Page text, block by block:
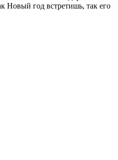
Новый год встретишь, так его